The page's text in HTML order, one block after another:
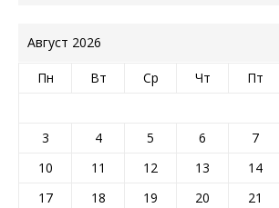
Август 2026
Пн Вт Ср Чт Пт
3
4 5 6 7
10
11 12 13 14
17
18 19 20 21